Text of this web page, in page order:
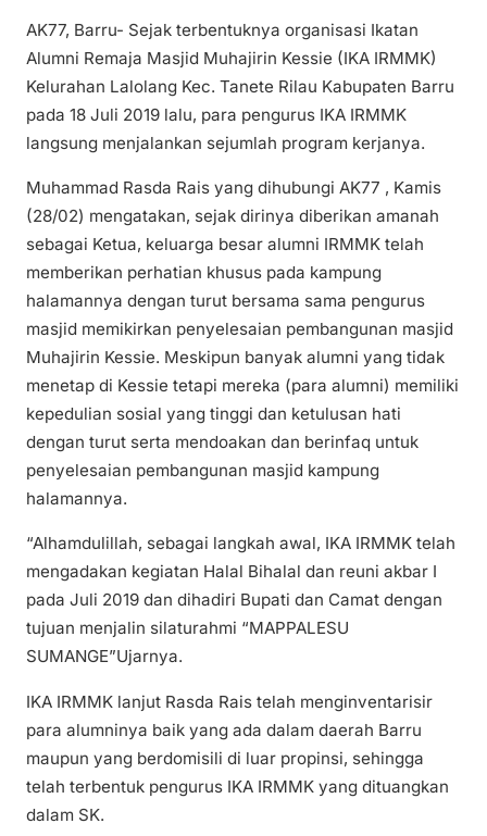
AK77, Barru- Sejak terbentuknya organisasi Ikatan
Alumni Remaja Masjid Muhajirin Kessie (IKA IRMMK)
Kelurahan Lalolang Kec. Tanete Rilau Kabupaten Barru
pada 18 Juli 2019 lalu, para pengurus IKA IRMMK
langsung menjalankan sejumlah program kerjanya.
Muhammad Rasda Rais yang dihubungi AK77 , Kamis
(28/02) mengatakan, sejak dirinya diberikan amanah
sebagai Ketua, keluarga besar alumni IRMMK telah
memberikan perhatian khusus pada kampung
halamannya dengan turut bersama sama pengurus
masjid memikirkan penyelesaian pembangunan masjid
Muhajirin Kessie. Meskipun banyak alumni yang tidak
menetap di Kessie tetapi mereka (para alumni) memiliki
kepedulian sosial yang tinggi dan ketulusan hati
dengan turut serta mendoakan dan berinfaq untuk
penyelesaian pembangunan masjid kampung
halamannya.
“Alhamdulillah, sebagai langkah awal, IKA IRMMK telah
mengadakan kegiatan Halal Bihalal dan reuni akbar I
pada Juli 2019 dan dihadiri Bupati dan Camat dengan
tujuan menjalin silaturahmi “MAPPALESU
SUMANGE”Ujarnya.
IKA IRMMK lanjut Rasda Rais telah menginventarisir
para alumninya baik yang ada dalam daerah Barru
maupun yang berdomisili di luar propinsi, sehingga
telah terbentuk pengurus IKA IRMMK yang dituangkan
dalam SK.